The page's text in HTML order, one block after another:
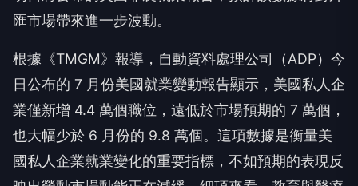
匯市場帶來進一步波動。
根據《TMGM》報導，自動資料處理公司（ADP）今
日公布的 7 月份美國就業變動報告顯示，美國私人企
業僅新增 4.4 萬個職位，遠低於市場預期的 7 萬個，
也大幅少於 6 月份的 9.8 萬個。這項數據是衡量美
國私人企業就業變化的重要指標，不如預期的表現反